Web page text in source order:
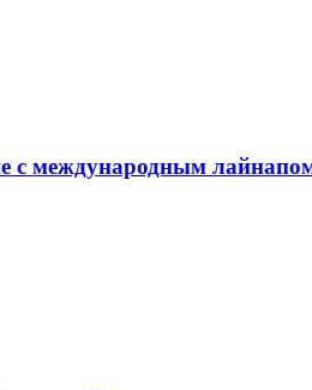
с международным